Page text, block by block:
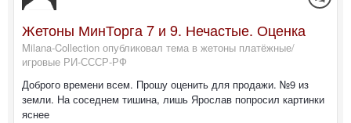
Жетоны МинТорга 7 и 9. Нечастые. Оценка
Milana-Collection опубликовал тема в жетоны платёжные/
игровые РИ-СССР-РФ
Доброго времени всем. Прошу оценить для продажи. №9 из
земли. На соседнем тишина, лишь Ярослав попросил картинки
яснее